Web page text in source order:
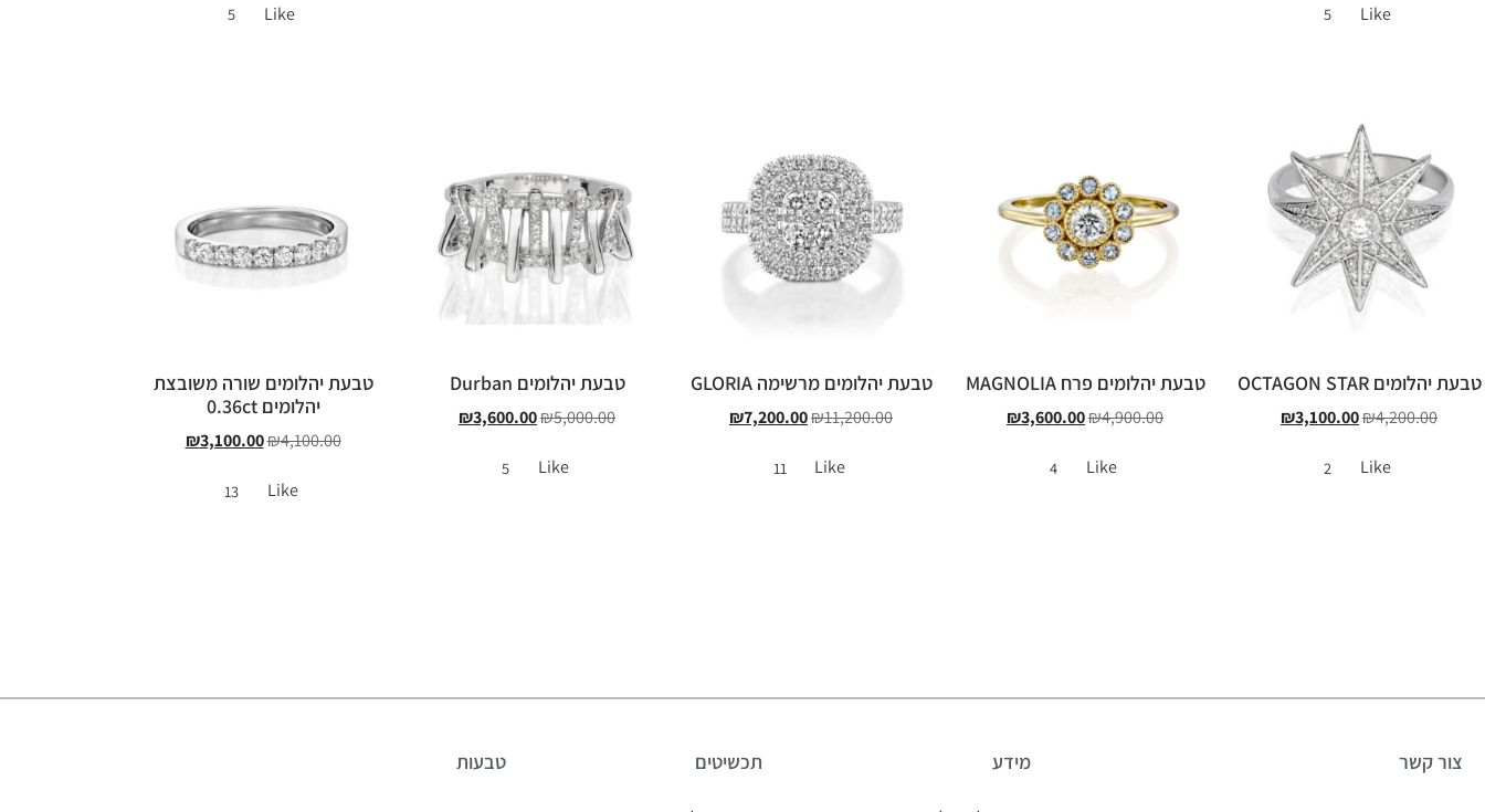
Like
5
Like
5
טבעת יהלומים OCTAGON STAR
₪4,200.00
₪3,100.00
Like
2
טבעת יהלומים פרח MAGNOLIA
₪4,900.00
₪3,600.00
Like
4
טבעת יהלומים מרשימה GLORIA
₪11,200.00
₪7,200.00
Like
11
טבעת יהלומים Durban
₪5,000.00
₪3,600.00
Like
5
טבעת יהלומים שורה משובצת
יהלומים 0.36ct
₪4,100.00
₪3,100.00
Like
13
צור קשר מידע תכשיטים טבעות